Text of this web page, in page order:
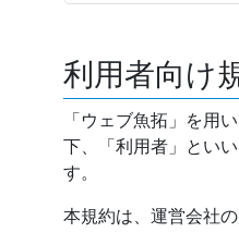
利用者向け
「ウェブ魚拓」を用
下、「利用者」とい
す。
本規約は、運営会社